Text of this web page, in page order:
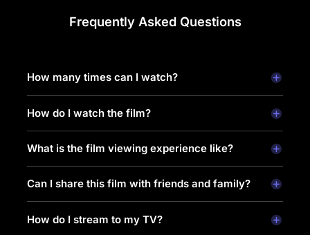
Frequently Asked Questions
How many times can I watch?
How do I watch the film?
What is the film viewing experience like?
Can I share this film with friends and family?
How do I stream to my TV?